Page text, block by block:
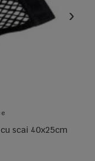
scai 40x25cm